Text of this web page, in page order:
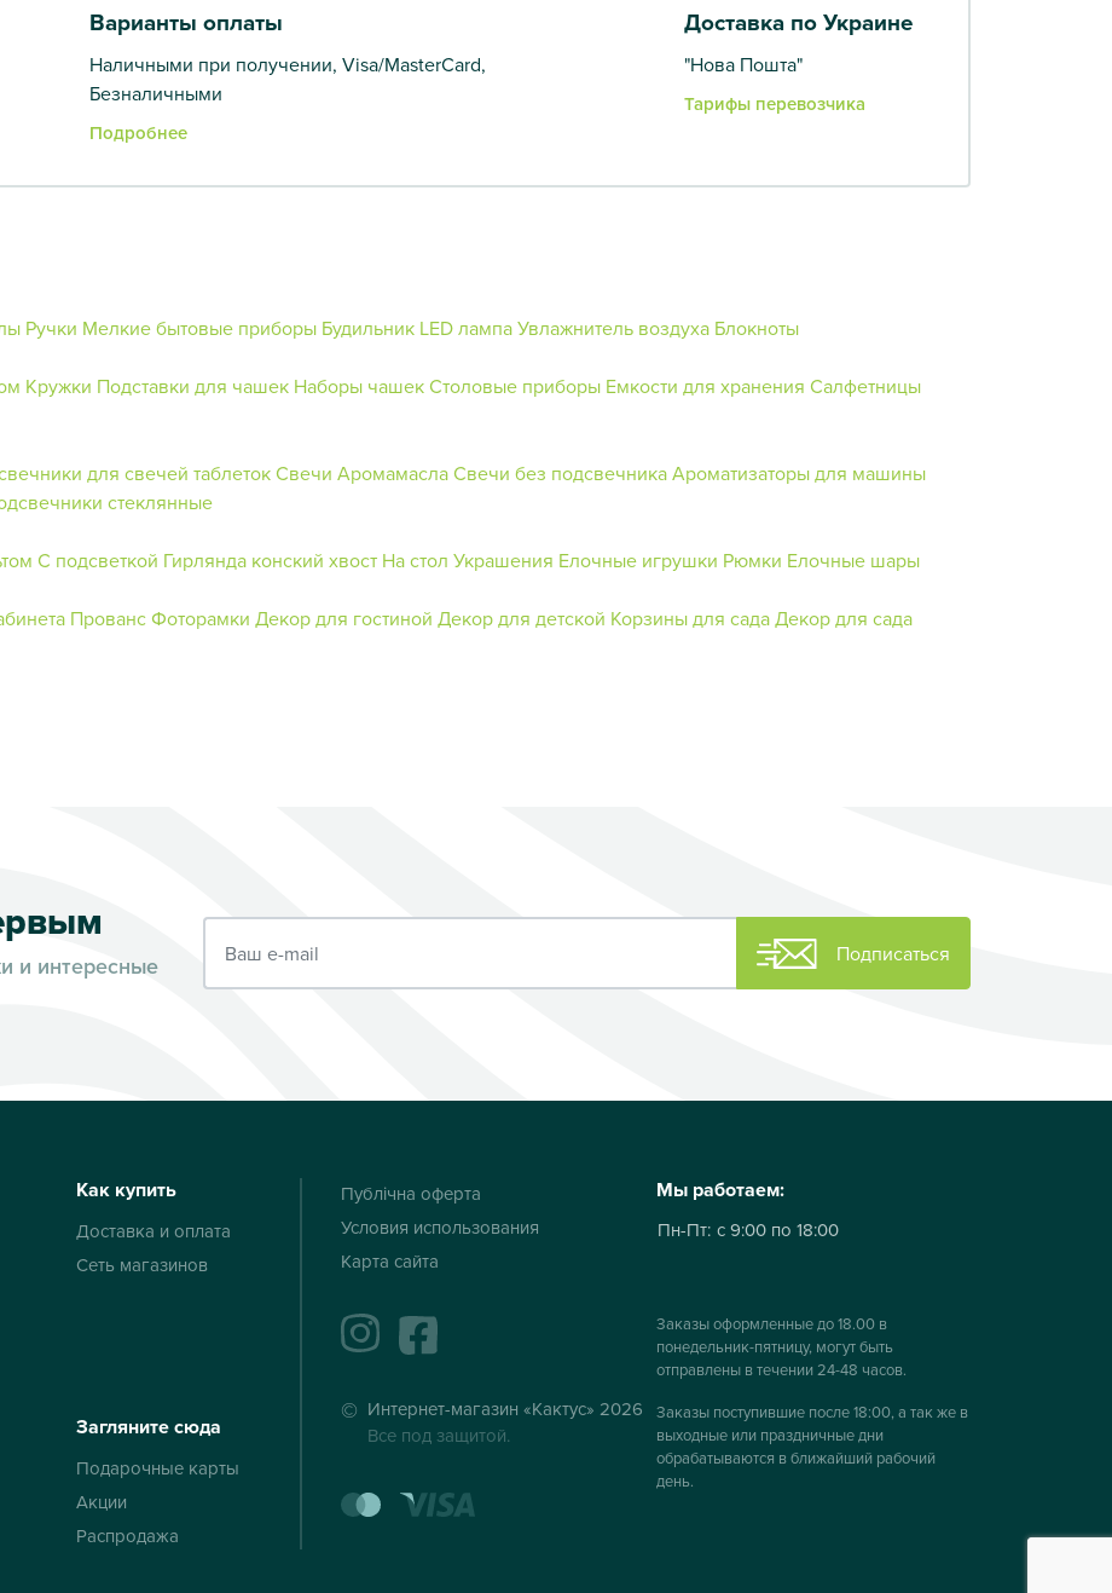
Варианты оплаты
Наличными при получении, Visa/MasterCard,
Безналичными
Подробнее
Доставка по Украине
"Нова Пошта"
Тарифы перевозчика
Ручки Мелкие бытовые приборы Будильник LED лампаУвлажнитель воздуха Блокноты
Кружки Подставки для чашек Наборы чашекСтоловые приборы Емкости для хранения Салфетницы
для свечей таблетокСвечи АромамаслаСвечи без подсвечникаАроматизаторы для машины
стеклянные
С подсветкой Гирлянда конский хвост На стол Украшения Елочные игрушки Рюмки Елочные шары
ПровансФоторамки Декор для гостиной Декор для детской Корзины для садаДекор для сада
и интересные
Подписаться
Как купить
Доставка и оплата
Сеть магазинов
Загляните сюда
Подарочные карты
Акции
Распродажа
Публічна оферта
Условия использования
Карта сайта
instagramfacebook
Интернет-магазин «Кактус» 2026
Все под защитой.
mastercard
Мы работаем:
Пн-Пт: с 9:00 по 18:00
Заказы оформленные до 18.00 в
понедельник-пятницу, могут быть
отправлены в течении 24-48 часов.
Заказы поступившие после 18:00, а так же в
выходные или праздничные дни
обрабатываются в ближайший рабочий
день.